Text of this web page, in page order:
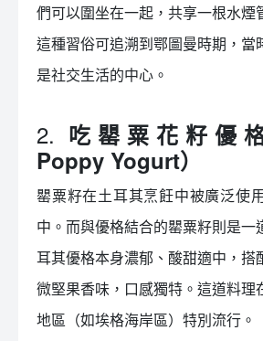
們可以圍坐在一起，共享一根水煙
這種習俗可追溯到鄂圖曼時期，當
是社交生活的中心。
2. 吃罌粟花籽優
Poppy Yogurt）
罌粟籽在土耳其烹飪中被廣泛使
中。而與優格結合的罌粟籽則是一
耳其優格本身濃郁、酸甜適中，搭
微堅果香味，口感獨特。這道料理
地區（如埃格海岸區）特別流行。